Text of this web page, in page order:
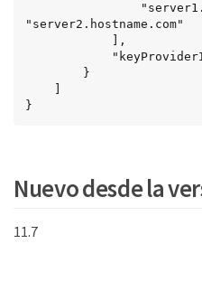
"server2.hostname.com"
}
Nuevo desde la
11.7